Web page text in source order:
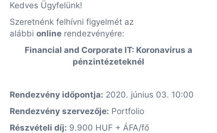
Kedves Ügyfelünk!
Szeretnénk felhívni figyelmét az
alábbi online rendezvényére:
Financial and Corporate IT: Koronavírus a
pénzintézeteknél
Rendezvény időpontja: 2020. június 03. 10:00
Rendezvény szervezője: Portfolio
Részvételi díj: 9.900 HUF + ÁFA/fő